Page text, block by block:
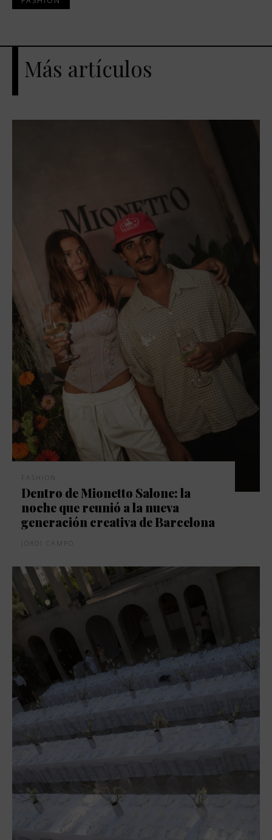
Más artículos
FASHION
Dentro de Mionetto Salone: la
noche que reunió a la nueva
generación creativa de Barcelona
JORDI CAMPO